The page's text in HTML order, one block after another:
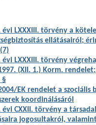
évi LXXXIII. törvény a
ellátásairól;
évi LXXXIII. törvény
(XII. 1.) Korm.
§
EK rendelet a szociális
koordinálásáról
évi CXXII. törvény a
jogosultakról,